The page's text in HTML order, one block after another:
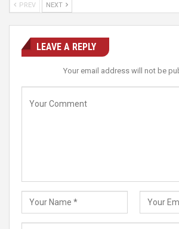
PREV NEXT
LEAVE A REPLY
Your email address will not be